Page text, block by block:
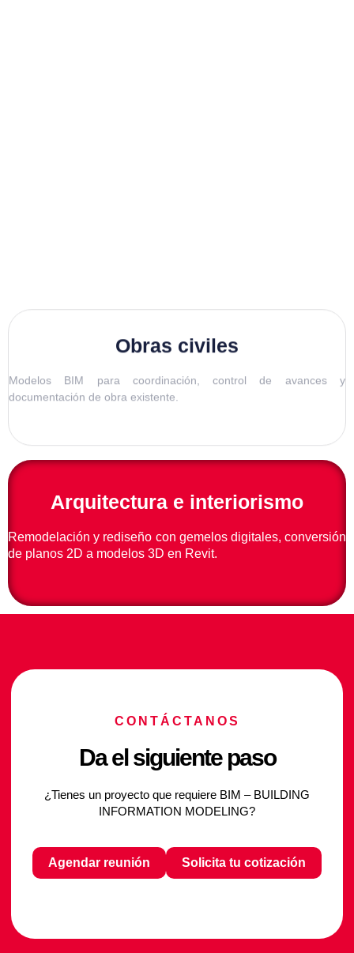
Obras civiles
documentación de obra existente.
Arquitectura e interiorismo
Remodelación y rediseño con gemelos digitales, conversión
de planos 2D a modelos 3D en Revit.
CONTÁCTANOS
Da el siguiente paso
¿Tienes un proyecto que requiere BIM – BUILDING
INFORMATION MODELING?
Agendar reunión Solicita tu cotización